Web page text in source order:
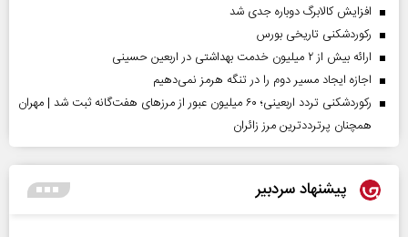
افزایش کالابرگ دوباره جدی شد
رکوردشکنی تاریخی بورس
ارائه بیش از ۲ میلیون خدمت بهداشتی در اربعین حسینی
اجازه ایجاد مسیر دوم را در تنگه هرمز نمی‌دهیم
رکوردشکنی تردد اربعینی؛ ۶۰ میلیون عبور از مرزهای هفت‌گانه ثبت شد | مهران
همچنان پرترددترین مرز زائران
پیشنهاد سردبیر